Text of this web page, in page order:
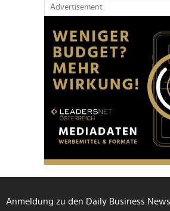
Advertisement
Anmeldung zu den Daily Business News